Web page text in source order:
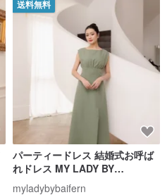
送料無料
パーティードレス 結婚式お呼ば
れドレス MY LADY BY
BAIFERN - ML0472
myladybybaifern